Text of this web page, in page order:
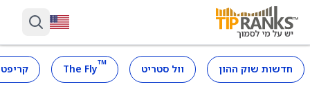
חדשות שוק ההון וול סטריט ™
The Fly